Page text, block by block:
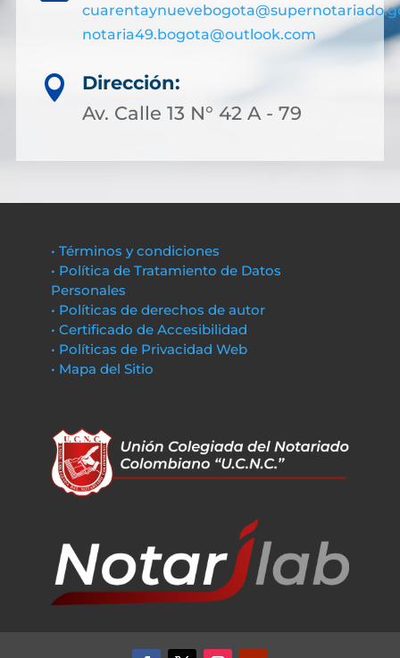
notaria49.bogota@outlook.com

Dirección:
Av. Calle 13 N° 42 A - 79
• Términos y condiciones
• Política de Tratamiento de Datos
Personales
• Políticas de derechos de autor
• Certificado de Accesibilidad
• Políticas de Privacidad Web
• Mapa del Sitio